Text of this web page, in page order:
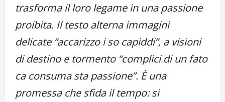
trasforma il loro legame in una passione
proibita. Il testo alterna immagini
delicate “accarizzo i so capiddi”, a visioni
di destino e tormento “complici di un fato
ca consuma sta passione”. È una
promessa che sfida il tempo: si